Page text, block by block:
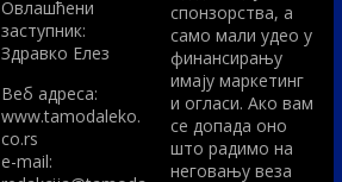
Овлашћени
заступник:
Здравко Елез
Вeб адреса:
www.tamodaleko.
co.rs
e-mail:
спонзорства, а
само мали удео у
финансирању
имају маркетинг
и огласи. Ако вам
се допада оно
што радимо на
неговању веза